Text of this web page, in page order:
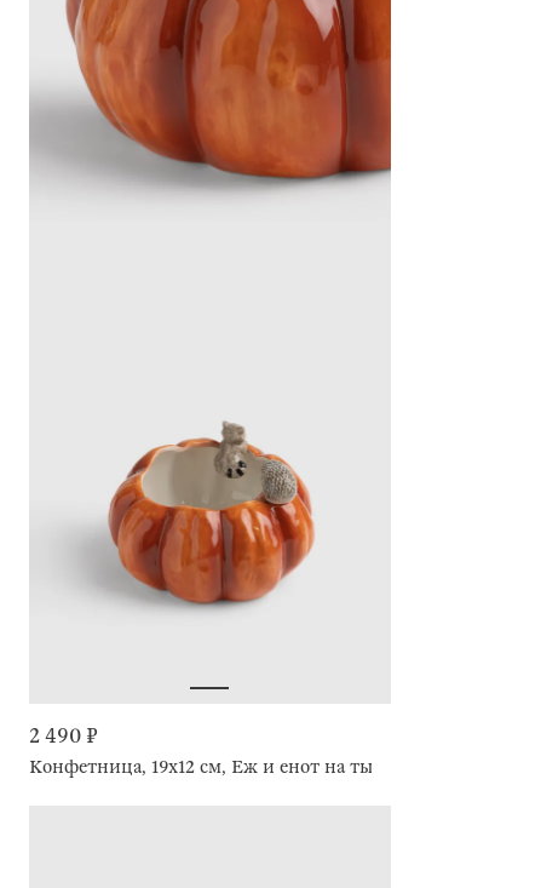
2 490 ₽
Конфетница, 19х12 см, Еж и енот на тыкве, Forest symphony